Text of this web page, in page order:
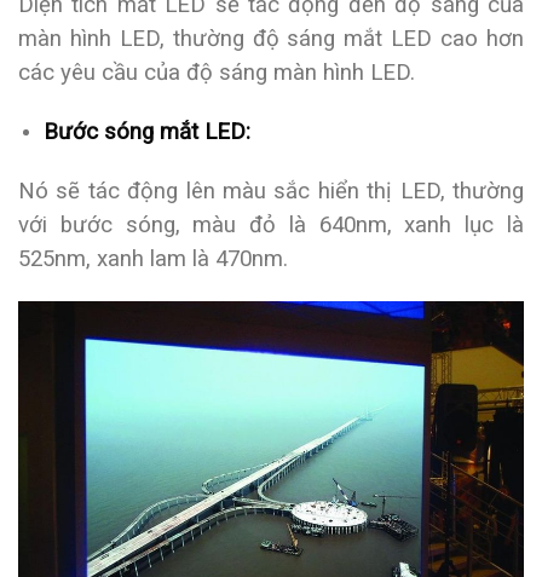
màn hình LED, thường độ sáng mắt LED cao hơn
các yêu cầu của độ sáng màn hình LED.
Bước sóng mắt LED:
Nó sẽ tác động lên màu sắc hiển thị LED, thường
với bước sóng, màu đỏ là 640nm, xanh lục là
525nm, xanh lam là 470nm.